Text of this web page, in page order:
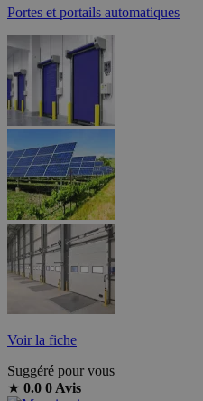
Portes et portails automatiques
Voir la fiche
Suggéré pour vous
★ 0.0 0 Avis